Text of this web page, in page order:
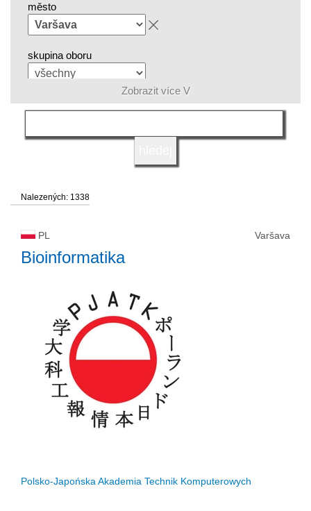
město
skupina oboru
jazyk
status vysoké školy
Zobrazit více V
Nalezených: 1338
PL Varšava
Bioinformatika
Polsko-Japońska Akademia Technik Komputerowych